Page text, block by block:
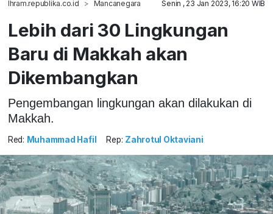
Ihram.republika.co.id Mancanegara Senin , 23 Jan 2023, 16:20 WIB
Lebih dari 30 Lingkungan
Baru di Makkah akan
Dikembangkan
Pengembangan lingkungan akan dilakukan di
Makkah.
Red: Muhammad Hafil Rep: Zahrotul Oktaviani